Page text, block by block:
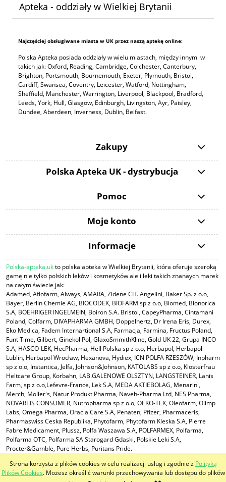
Strona korzysta z plików cookies w celu realizacji usług i zgodnie z Polityką
Plików Cookies. Możesz określić warunki przechowywania lub dostępu do plików
Apteka - oddziały w Wielkiej Brytanii
Najczęściej obsługiwane miasta w UK przez naszą aptekę online:
Polska Apteka posiada oddziały w wielu miastach, między innymi w
takich jak: Oxford, Reading, Cambridge, Colchester, Canterbury,
Brighton, Portsmouth, Bournemouth, Exeter, Plymouth, Bristol,
Cardiff, Swansea, Coventry, Leicester, Watford, Nottingham,
Sheffield, Manchester, Warrington, Liverpool, Blackpool, Bradford,
Leeds, York, Hull, Glasgow, Edinburgh, Livingston, Ayr, Paisley,
Dundee, Aberdeen, Inverness, Dublin, Belfast.
Zakupy
Polska Apteka UK - dystrybucja
Pomoc
Moje konto
Informacje
Polska-apteka.ukto polska apteka w Wielkiej Brytanii, która oferuje szeroką
gamę nie tylko polskich leków i kosmetyków ale i leki takich znanaych marek
na całym świecie jak:
Adamed, Aflofarm, Always, AMARA, Zidene CH. Angelini, Baker Sp. z o.o,
Bayer, Berlin Chemie AG, BIOCODEX, BIOFARM sp z o.o, Biomed, Bionorica
S.A, BOEHRIGER INGELMEIN, Boiron S.A. Bristol, CapeyPharma, Cintamani
Poland, Colfarm, DIVAPHARMA GMBH, Doppelhertz, Dr Irena Eris, Durex,
Eko Medica, Fadem Internartional S.A, Farmacja, Farmina, Fructus Poland,
Funt Time, Gilbert, Ginekol Pol, GlaxoSmmithKline, Gold UK 22, Grupa INCO
S.A, HASCO-LEK, HecPharma, Hell Polska sp z o.o, Herbapol, Herbapol
Lublin, Herbapol Wrocław, Hexanova, Hydiex, ICN POLFA RZESZÓW, Inpharm
sp z o.o, Instantica, Jelfa, Johnson&Johnson, KATOLABS sp z o.o, Klosterfrau
Heltcare Group, Korbahn, LAB.GALENOWE OLSZTYN, LANGSTEINER, Lanis
Farm, sp z o.o,Lefevre-France, Lek S.A, MEDA AKTIEBOLAG, Menarini,
Merch, Moller's, Natur Produkt Pharma, Naveh-Pharma Ltd, NES Pharma,
NOVARTIS CONSUMER, Nutropharma sp z o.o, OEKO-TEX, Oleofarm, Olimp
Labs, Omega Pharma, Oracla Care S.A, Penaten, Pfizer, Pharmaceris,
Pharmaswiss Ceska Republika, Phytofarm, Phytofarm Kleska S.A, Pierre
Fabre Medicament, Plussz, Polfa Waszawa S.A, POLFARMEX, Polfarma,
Polfarma OTC, Polfarma SA Starogard Gdaski, Polskie Leki S.A,
Procter&Gamble, Pure Herbs, Puritans Pride.
pokaż pełną wersję strony